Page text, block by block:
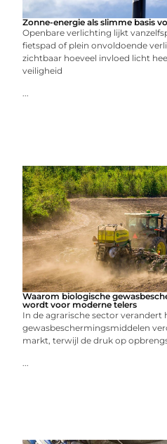
Zonne-energie als slimme basis
Openbare verlichting lijkt
fietspad of plein onvoldoende
zichtbaar hoeveel invloed licht
veiligheid
...
Waarom biologische
wordt voor moderne telers
In de agrarische sector verandert
gewasbeschermingsmiddelen
markt, terwijl de druk op
...